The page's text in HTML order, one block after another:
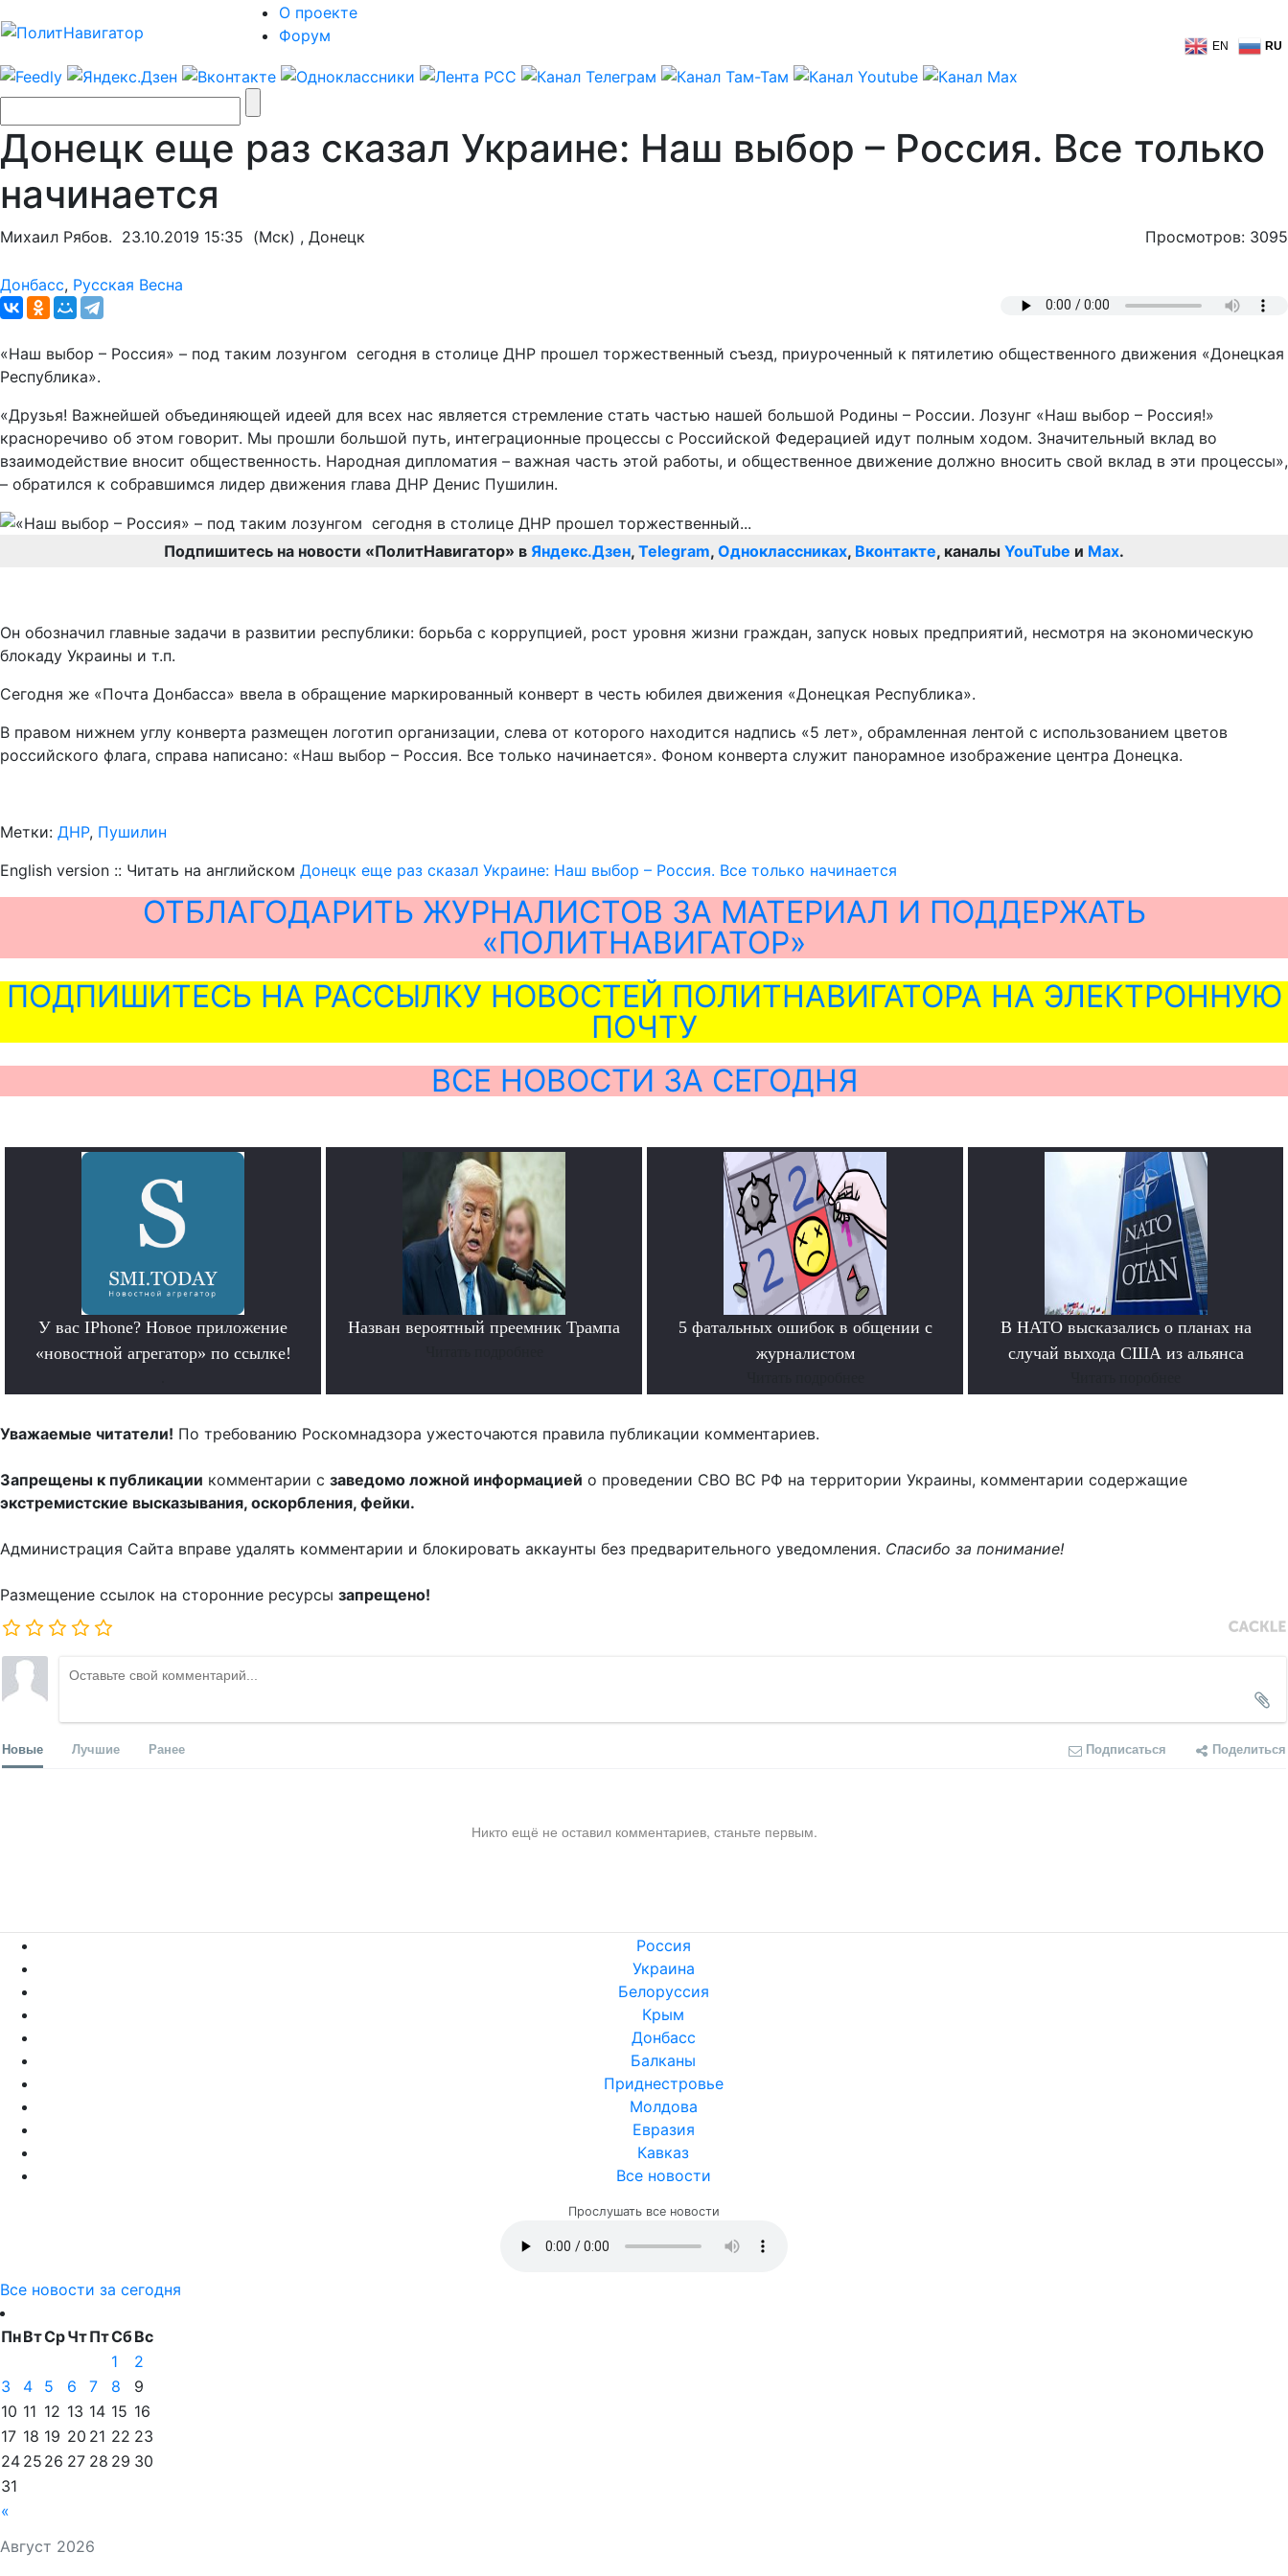
О проекте
Форум
EN RU
Донецк еще раз сказал Украине: Наш выбор – Россия. Все только
начинается
Михаил Рябов. 23.10.2019 15:35 (Мск) , Донецк Просмотров: 3095
Донбасс, Русская Весна
«Наш выбор – Россия» – под таким лозунгом сегодня в столице ДНР прошел торжественный съезд, приуроченный к пятилетию общественного движения «Донецкая
Республика».
«Друзья! Важнейшей объединяющей идеей для всех нас является стремление стать частью нашей большой Родины – России. Лозунг «Наш выбор – Россия!»
красноречиво об этом говорит. Мы прошли большой путь, интеграционные процессы с Российской Федерацией идут полным ходом. Значительный вклад во
взаимодействие вносит общественность. Народная дипломатия – важная часть этой работы, и общественное движение должно вносить свой вклад в эти процессы»,
– обратился к собравшимся лидер движения глава ДНР Денис Пушилин.
Подпишитесь на новости «ПолитНавигатор» в Яндекс.Дзен, Telegram, Одноклассниках, Вконтакте, каналы YouTube и Max.
Он обозначил главные задачи в развитии республики: борьба с коррупцией, рост уровня жизни граждан, запуск новых предприятий, несмотря на экономическую
блокаду Украины и т.п.
Сегодня же «Почта Донбасса» ввела в обращение маркированный конверт в честь юбилея движения «Донецкая Республика».
В правом нижнем углу конверта размещен логотип организации, слева от которого находится надпись «5 лет», обрамленная лентой с использованием цветов
российского флага, справа написано: «Наш выбор – Россия. Все только начинается». Фоном конверта служит панорамное изображение центра Донецка.
Метки: ДНР, Пушилин
English version :: Читать на английском Донецк еще раз сказал Украине: Наш выбор – Россия. Все только начинается
ОТБЛАГОДАРИТЬ ЖУРНАЛИСТОВ ЗА МАТЕРИАЛ И ПОДДЕРЖАТЬ
«ПОЛИТНАВИГАТОР»
ПОДПИШИТЕСЬ НА РАССЫЛКУ НОВОСТЕЙ ПОЛИТНАВИГАТОРА НА ЭЛЕКТРОННУЮ
ПОЧТУ
ВСЕ НОВОСТИ ЗА СЕГОДНЯ
У вас IPhone? Новое приложение
«новостной агрегатор» по ссылке!
Назван вероятный преемник Трампа
5 фатальных ошибок в общении с
журналистом
В НАТО высказались о планах на
случай выхода США из альянса
Уважаемые читатели! По требованию Роскомнадзора ужесточаются правила публикации комментариев.
Запрещены к публикации комментарии с заведомо ложной информацией о проведении СВО ВС РФ на территории Украины, комментарии содержащие
экстремистские высказывания, оскорбления, фейки.
Администрация Сайта вправе удалять комментарии и блокировать аккаунты без предварительного уведомления. Спасибо за понимание!
Размещение ссылок на сторонние ресурсы запрещено!
Новые Лучшие Ранее Подписаться Поделиться
Никто ещё не оставил комментариев, станьте первым.
Россия
Украина
Белоруссия
Крым
Донбасс
Балканы
Приднестровье
Молдова
Евразия
Кавказ
Все новости
Прослушать все новости
Все новости за сегодня
Август 2026
ПнВтСрЧтПтСбВс
«
1
2
3
4 5 6 7 8
9
10 11 12 13 14 15 16
17 18 19 20 21 22 23
24 25 26 27 28 29 30
31